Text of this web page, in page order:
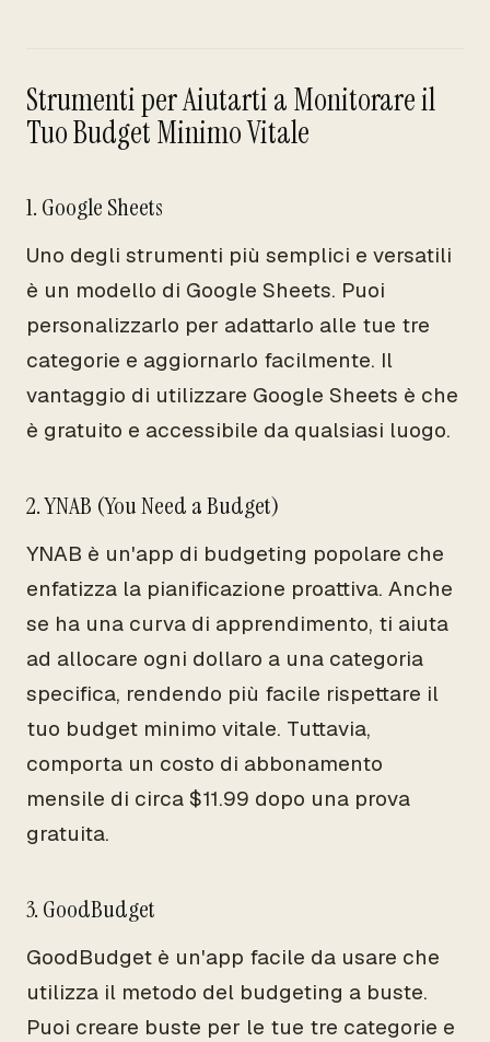
Strumenti per Aiutarti a Monitorare il
Tuo Budget Minimo Vitale
1. Google Sheets
Uno degli strumenti più semplici e versatili
è un modello di Google Sheets. Puoi
personalizzarlo per adattarlo alle tue tre
categorie e aggiornarlo facilmente. Il
vantaggio di utilizzare Google Sheets è che
è gratuito e accessibile da qualsiasi luogo.
2. YNAB (You Need a Budget)
YNAB è un'app di budgeting popolare che
enfatizza la pianificazione proattiva. Anche
se ha una curva di apprendimento, ti aiuta
ad allocare ogni dollaro a una categoria
specifica, rendendo più facile rispettare il
tuo budget minimo vitale. Tuttavia,
comporta un costo di abbonamento
mensile di circa $11.99 dopo una prova
gratuita.
3. GoodBudget
GoodBudget è un'app facile da usare che
utilizza il metodo del budgeting a buste.
Puoi creare buste per le tue tre categorie e